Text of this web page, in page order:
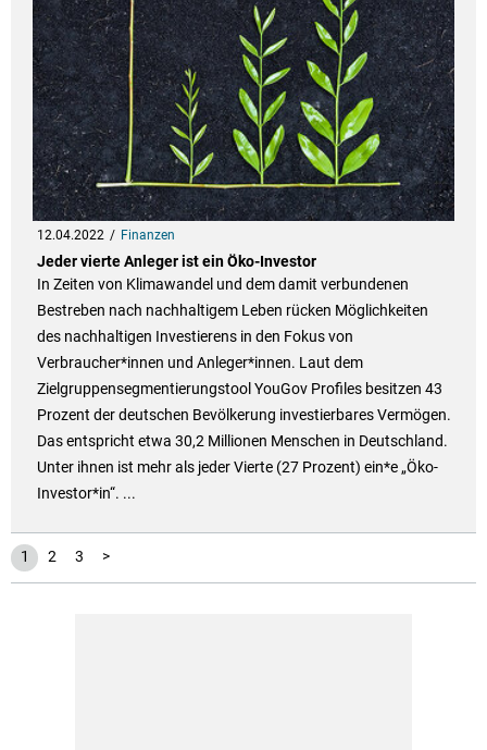
12.04.2022 Finanzen
Jeder vierte Anleger ist ein Öko-Investor
In Zeiten von Klimawandel und dem damit verbundenen
Bestreben nach nachhaltigem Leben rücken Möglichkeiten
des nachhaltigen Investierens in den Fokus von
Verbraucher*innen und Anleger*innen. Laut dem
Zielgruppensegmentierungstool YouGov Profiles besitzen 43
Prozent der deutschen Bevölkerung investierbares Vermögen.
Das entspricht etwa 30,2 Millionen Menschen in Deutschland.
Unter ihnen ist mehr als jeder Vierte (27 Prozent) ein*e „Öko-
Investor*in“. ...
1 2 3 >